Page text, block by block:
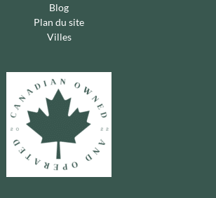
Blog
Plan du site
Villes